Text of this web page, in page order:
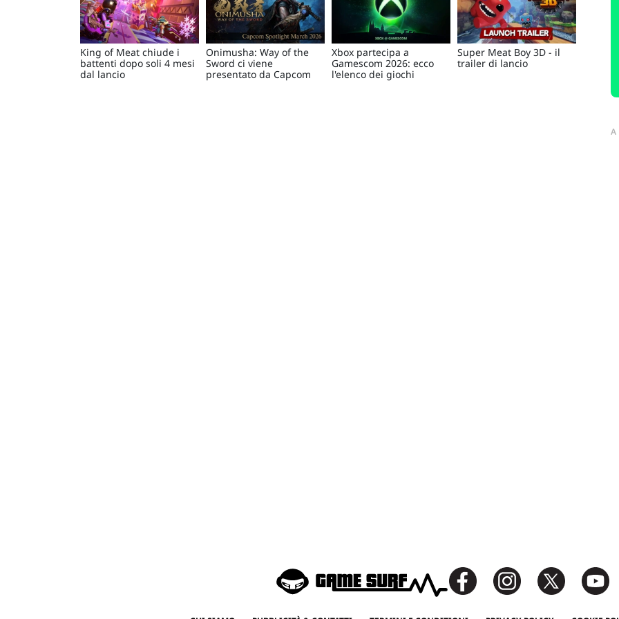
King of Meat chiude i
battenti dopo soli 4 mesi
dal lancio
Onimusha: Way of the
Sword ci viene
presentato da Capcom
Xbox partecipa a
Gamescom 2026: ecco
l'elenco dei giochi
Super Meat Boy 3D - il
trailer di lancio